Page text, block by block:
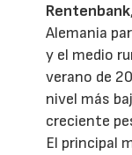
Rentenbank
Alemania
y el medio
verano de
nivel más
creciente
El principal